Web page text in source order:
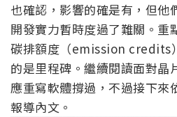
也確認，影響的確是有，但他
開發實力暫時度過了難關。重
碳排額度（emission credits
的是里程碑。繼續閱讀面對晶
應重寫軟體撐過，不過接下
報導內文。